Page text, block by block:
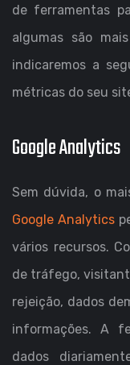
de ferramentas
algumas são
indicaremos a
métricas do seu
Google Analytics
Sem dúvida, o
Google Analytics
vários recursos.
de tráfego,
rejeição, dados
informações. A
dados